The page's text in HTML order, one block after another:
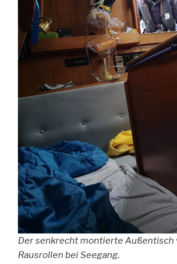
Der senkrecht montierte Außentisch
Rausrollen bei Seegang.